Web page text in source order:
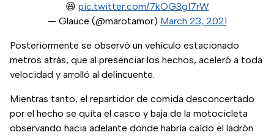
😆 pic.twitter.com/7kOG3gI7rW
— Glauce (@marotamor) March 23, 2021
Posteriormente se observó un vehículo estacionado
metros atrás, que al presenciar los hechos, aceleró a toda
velocidad y arrolló al delincuente.
Mientras tanto, el repartidor de comida desconcertado
por el hecho se quita el casco y baja de la motocicleta
observando hacia adelante donde habría caído el ladrón.